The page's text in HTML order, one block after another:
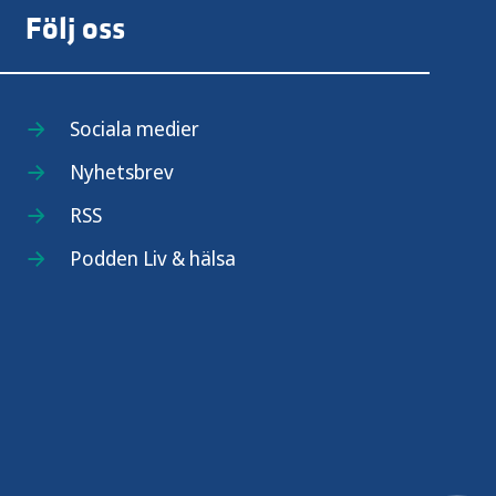
Följ oss
Sociala medier
Nyhetsbrev
RSS
Podden Liv & hälsa